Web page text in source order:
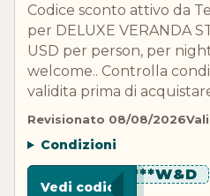
Codice sconto attivo da
per DELUXE VERANDA
USD per person, per
welcome.. Controlla
validita prima di
Revisionato 08/08/2026
Condizioni
********W&D
Vedi codice